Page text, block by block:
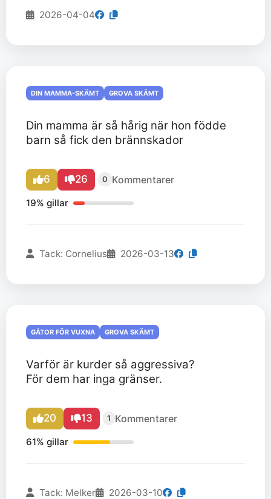
2026-04-04
DIN MAMMA-SKÄMT GROVA SKÄMT
Din mamma är så hårig när hon födde
barn så fick den brännskador
6 26 0 Kommentarer
19% gillar
Tack: Cornelius 2026-03-13
GÅTOR FÖR VUXNA GROVA SKÄMT
Varför är kurder så aggressiva?
För dem har inga gränser.
20 13 1 Kommentarer
61% gillar
Tack: Melker 2026-03-10